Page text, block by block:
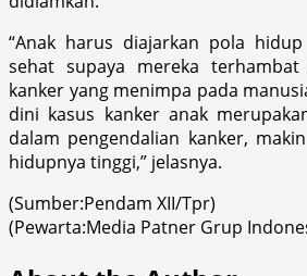
“Anak harus diajarkan pola
sehat supaya mereka
kanker yang menimpa pada
dini kasus kanker anak
dalam pengendalian kanker,
hidupnya tinggi,” jelasnya.
(Sumber:Pendam XII/Tpr)
(Pewarta:Media Patner Grup